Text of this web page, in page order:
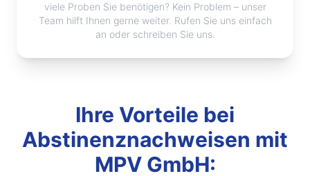
viele Proben Sie benötigen? Kein Problem – unser
Team hilft Ihnen gerne weiter. Rufen Sie uns einfach
an oder schreiben Sie uns.
Ihre Vorteile bei
Abstinenznachweisen mit
MPV GmbH: